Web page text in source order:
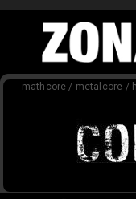
CONTENIDO
FEEEDBACK
mathcore / metalcore /